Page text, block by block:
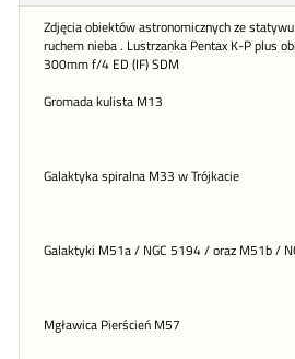
Zdjęcia obiektów astronomicznych ze
ruchem nieba . Lustrzanka Pentax K-P plus
300mm f/4 ED (IF) SDM
Gromada kulista M13
Galaktyka spiralna M33 w Trójkacie
Galaktyki M51a / NGC 5194 / oraz M51b /
Mgławica Pierścień M57